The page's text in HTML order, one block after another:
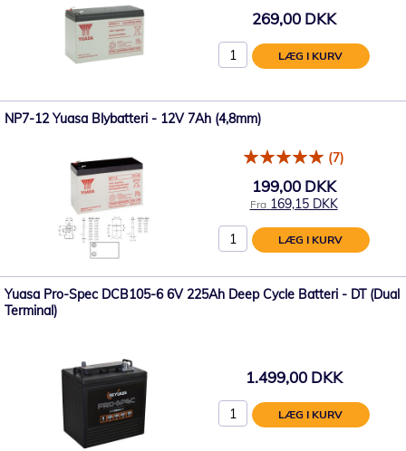
269,00 DKK
LÆG I KURV
NP7-12 Yuasa Blybatteri - 12V 7Ah (4,8mm)
(7)
199,00 DKK
Fra 169,15 DKK
LÆG I KURV
Yuasa Pro-Spec DCB105-6 6V 225Ah Deep Cycle Batteri - DT (Dual
Terminal)
1.499,00 DKK
LÆG I KURV